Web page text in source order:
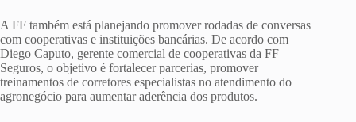
A FF também está planejando promover rodadas de conversas
com cooperativas e instituições bancárias. De acordo com
Diego Caputo, gerente comercial de cooperativas da FF
Seguros, o objetivo é fortalecer parcerias, promover
treinamentos de corretores especialistas no atendimento do
agronegócio para aumentar aderência dos produtos.